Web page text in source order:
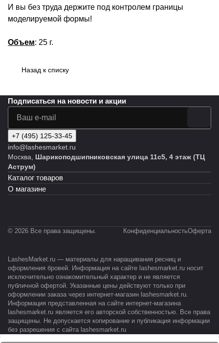
И вы без труда держите под контролем границы
моделируемой формы!
Объем: 25 г.
Назад к списку
Подписаться на новости и акции
+7 (495) 125-33-45
info@lashesmarket.ru
Москва, Шарикоподшипниковская улица 11с5, 4 этаж (ТЦ
Аструм)
Каталог товаров
О магазине
© 2026 Все права защищены. КонфиденциальностьОферта
LashesMarket.ru — материалы для наращивания ресниц и
оформления бровей. Информация на сайте lashesmarket.ru носит
исключительно ознакомительный характер и не является
публичной офертой. Указанные цены действуют только при
оформлении заказа через интернет-магазин lashesmarket.ru.
Информация представленная на сайте интернет-магазина
lashesmarket.ru является его авторской собственностью. Все права
защищены. Не допускается копирование и публикация информации
без разрешения с сайта lashesmarket.ru